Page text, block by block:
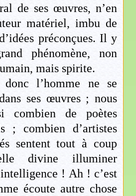
de ses œuvres, n’en
matériel, imbu de
préconçues. Il y
phénomène, non
mais spirite.
donc l’homme ne se
ses œuvres ; nous
combien de poètes
; combien d’artistes
sentent tout à coup
divine illuminer
! Ah ! c’est
écoute autre chose